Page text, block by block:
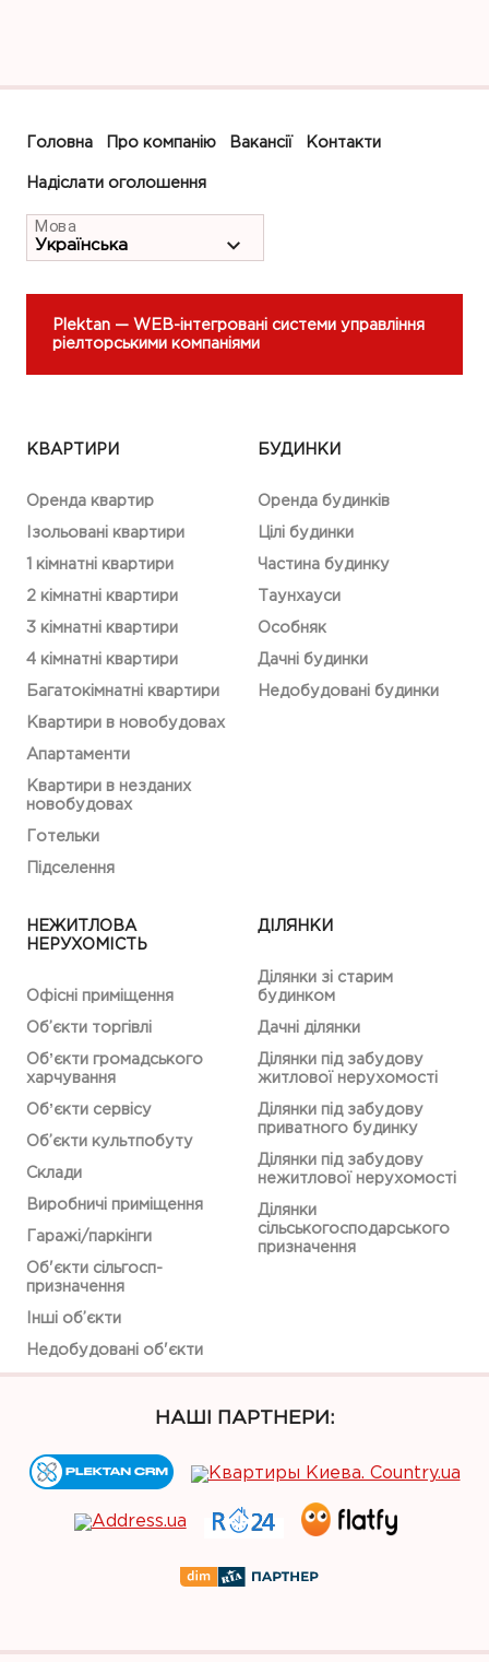
Головна Про компанію Вакансії Контакти
Надіслати оголошення
Мова
Plektan — WEB-інтегровані системи управління
ріелторськими компаніями
КВАРТИРИ
Оренда квартир
Ізольовані квартири
1 кімнатні квартири
2 кімнатні квартири
3 кімнатні квартири
4 кімнатні квартири
Багатокімнатні квартири
Квартири в новобудовах
Апартаменти
Квартири в незданих
новобудовах
Готельки
Підселення
БУДИНКИ
Оренда будинків
Цілі будинки
Частина будинку
Таунхауси
Особняк
Дачні будинки
Недобудовані будинки
НЕЖИТЛОВА
НЕРУХОМІСТЬ
Офісні приміщення
Об’єкти торгівлі
Обʼєкти громадського
харчування
Обʼєкти сервісу
Об’єкти культпобуту
Склади
Виробничі приміщення
Гаражі/паркінги
Об'єкти сільгосп-
призначення
Інші об’єкти
Недобудовані об'єкти
ДІЛЯНКИ
Ділянки зі старим
будинком
Дачні ділянки
Ділянки під забудову
житлової нерухомості
Ділянки під забудову
приватного будинку
Ділянки під забудову
нежитлової нерухомості
Ділянки
сільськогосподарського
призначення
НАШІ ПАРТНЕРИ: